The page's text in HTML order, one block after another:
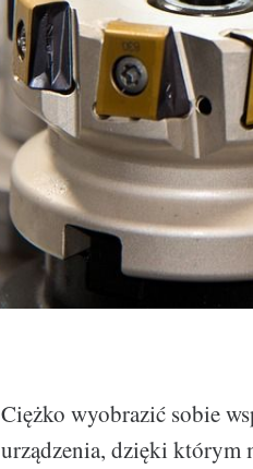
Ciężko wyobrazić sobie
urządzenia, dzięki którym